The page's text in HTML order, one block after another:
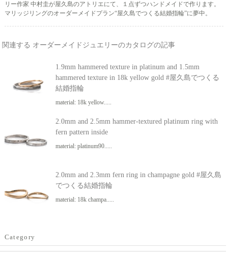
リー作家 中村圭が屋久島のアトリエにて、１点ずつハンドメイドで作ります。
マリッジリングのオーダーメイドプラン“屋久島でつくる結婚指輪”に夢中。
関連する オーダーメイドジュエリーのカタログの記事
1.9mm hammered texture in platinum and 1.5mm
hammered texture in 18k yellow gold #屋久島でつくる
結婚指輪
material: 18k yellow.....
2.0mm and 2.5mm hammer-textured platinum ring with
fern pattern inside
material: platinum90.....
2.0mm and 2.3mm fern ring in champagne gold #屋久島
でつくる結婚指輪
material: 18k champa.....
Category